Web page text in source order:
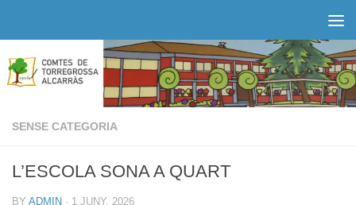
SENSE CATEGORIA
L’ESCOLA SONA A QUART
BY ADMIN · 1 JUNY, 2026